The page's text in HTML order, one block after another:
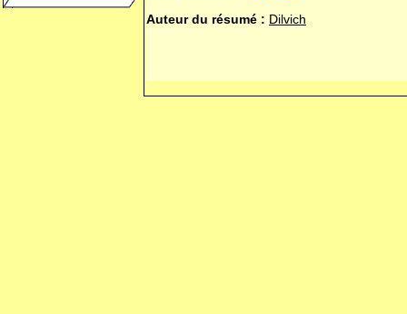
Auteur du résumé : Dilvich